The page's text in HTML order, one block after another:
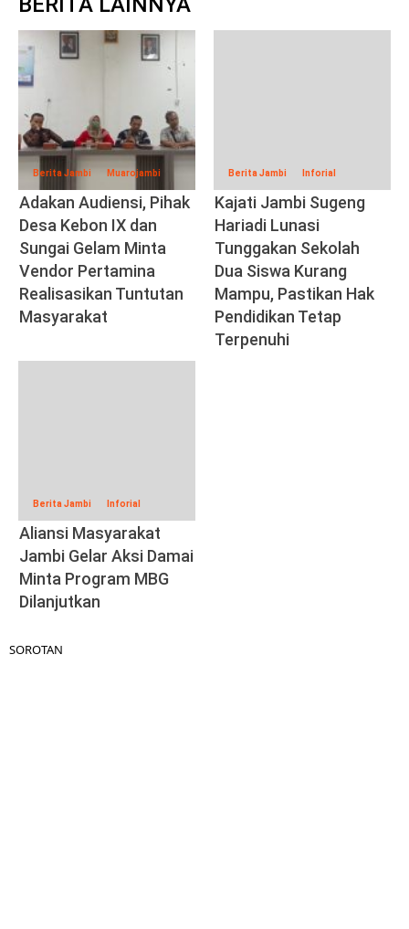
Berita Jambi Muarojambi
Adakan Audiensi, Pihak
Desa Kebon IX dan
Sungai Gelam Minta
Vendor Pertamina
Realisasikan Tuntutan
Masyarakat
Berita Jambi Inforial
Kajati Jambi Sugeng
Hariadi Lunasi
Tunggakan Sekolah
Dua Siswa Kurang
Mampu, Pastikan Hak
Pendidikan Tetap
Terpenuhi
Berita Jambi Inforial
Aliansi Masyarakat
Jambi Gelar Aksi Damai
Minta Program MBG
Dilanjutkan
SOROTAN